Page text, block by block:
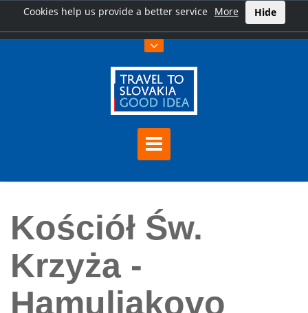
Cookies help us provide a better service More Hide
Kościół Św. Krzyża - Hamuliakovo
Kościół Św.
Krzyża -
Hamuliakovo